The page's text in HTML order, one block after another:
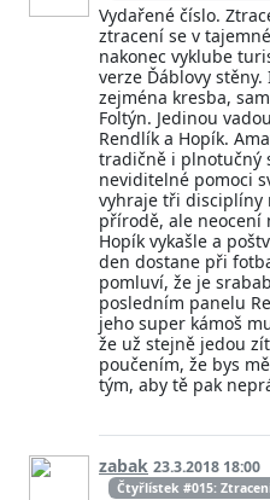
Vydařené číslo.
ztracení se v
nakonec vyklube
verze Ďáblovy
zejména kresba,
Foltýn. Jedinou
Rendlík a Hopík.
tradičně i plnotučný
neviditelné pomoci
vyhraje tři disciplíny
přírodě, ale neocení
Hopík vykašle a
den dostane při
pomluví, že je
posledním panelu
jeho super kámoš
že už stejně jedou
poučením, že bys
tým, aby tě pak
zabak 23.3.2018 18:00
Čtyřlístek #015: